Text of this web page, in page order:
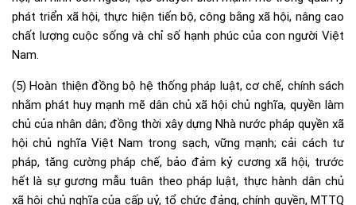
phát triển xã hội, thực hiện tiến bộ, công bằng xã hội, nâng cao
chất lượng cuộc sống và chỉ số hạnh phúc của con người Việt
Nam.
(5) Hoàn thiện đồng bộ hệ thống pháp luật, cơ chế, chính sách
nhằm phát huy mạnh mẽ dân chủ xã hội chủ nghĩa, quyền làm
chủ của nhân dân; đồng thời xây dựng Nhà nước pháp quyền xã
hội chủ nghĩa Việt Nam trong sạch, vững mạnh; cải cách tư
pháp, tăng cường pháp chế, bảo đảm kỷ cương xã hội, trước
hết là sự gương mẫu tuân theo pháp luật, thực hành dân chủ
xã hội chủ nghĩa của cấp uỷ, tổ chức đảng, chính quyền, MTTQ